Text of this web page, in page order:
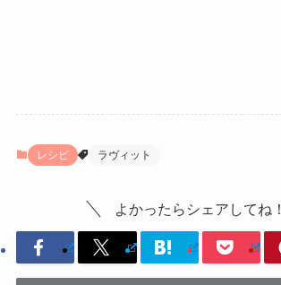
レシピ ラヴィット
よかったらシェアしてね！